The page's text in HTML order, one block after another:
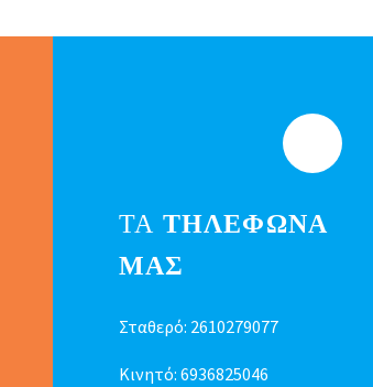
ΤΑ ΤΗΛΕΦΩΝΑ
ΜΑΣ
Σταθερό: 2610279077
Κινητό: 6936825046